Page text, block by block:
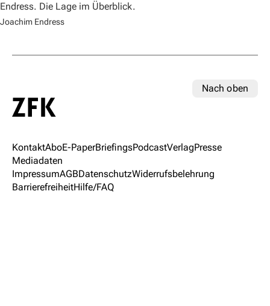
Endress. Die Lage im Überblick.
Joachim Endress
Nach oben
KontaktAboE-PaperBriefingsPodcastVerlagPresse
Mediadaten
ImpressumAGBDatenschutzWiderrufsbelehrung
BarrierefreiheitHilfe/FAQ